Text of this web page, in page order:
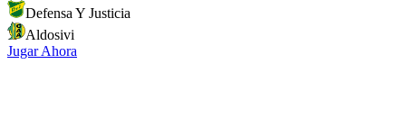
Defensa Y Justicia
Aldosivi
Jugar Ahora